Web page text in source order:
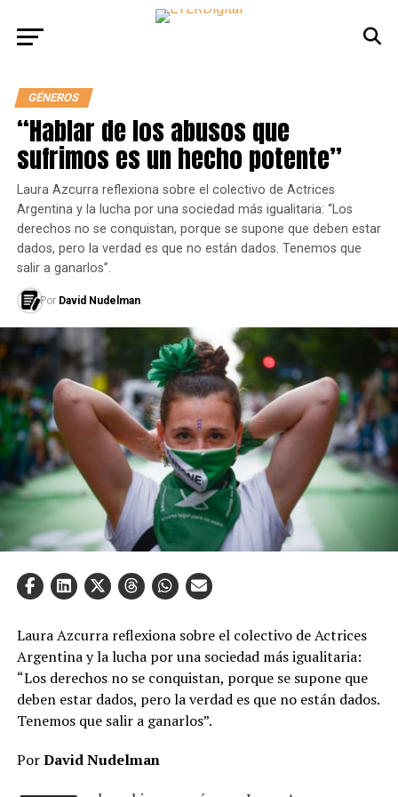
GÉNEROS
“Hablar de los abusos que
sufrimos es un hecho potente”
Laura Azcurra reflexiona sobre el colectivo de Actrices
Argentina y la lucha por una sociedad más igualitaria: “Los
derechos no se conquistan, porque se supone que deben estar
dados, pero la verdad es que no están dados. Tenemos que
salir a ganarlos”.
Por David Nudelman
Laura Azcurra reflexiona sobre el colectivo de Actrices
Argentina y la lucha por una sociedad más igualitaria:
“Los derechos no se conquistan, porque se supone que
deben estar dados, pero la verdad es que no están dados.
Tenemos que salir a ganarlos”.
PorDavid Nudelman